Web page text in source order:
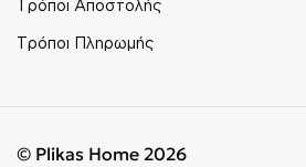
Τρόποι Αποστολής
Τρόποι Πληρωμής
© Plikas Home 2026